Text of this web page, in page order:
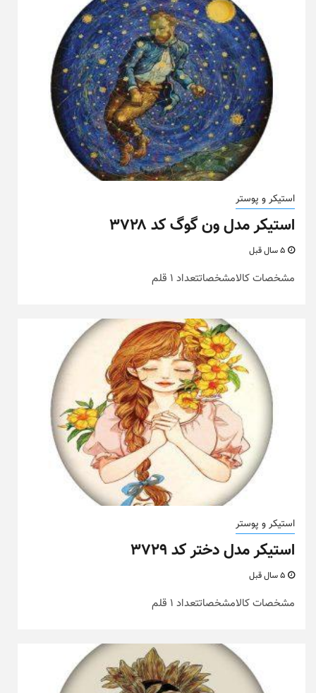
استیکر و پوستر
استیکر مدل ون گوگ کد ۳۷۲۸
مشخصات کالامشخصاتتعداد 1 قلم
استیکر و پوستر
استیکر مدل دختر کد ۳۷۲۹
مشخصات کالامشخصاتتعداد 1 قلم